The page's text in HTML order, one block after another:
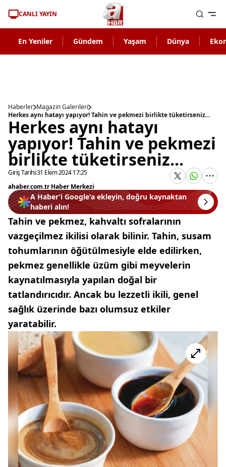
CANLI YAYIN
En Yeniler Gündem Yaşam Dünya
Haberler Magazin Galerileri
Herkes aynı hatayı yapıyor! Tahin ve pekmezi birlikte tüketirseniz...
Herkes aynı hatayı
yapıyor! Tahin ve pekmezi
birlikte tüketirseniz...
Giriş Tarihi:31 Ekim 2024 17:25
ahaber.com.tr Haber Merkezi
A Haber’i Google'a ekleyin, doğru kaynaktan
haberi alın!
Tahin ve pekmez, kahvaltı sofralarının
vazgeçilmez ikilisi olarak bilinir. Tahin, susam
tohumlarının öğütülmesiyle elde edilirken,
pekmez genellikle üzüm gibi meyvelerin
kaynatılmasıyla yapılan doğal bir
tatlandırıcıdır. Ancak bu lezzetli ikili, genel
sağlık üzerinde bazı olumsuz etkiler
yaratabilir.